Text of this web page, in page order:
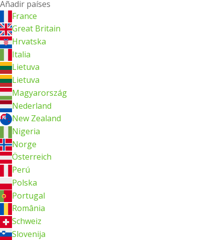
Añadir países
France
Great Britain
Hrvatska
Italia
Lietuva
Lietuva
Magyarország
Nederland
New Zealand
Nigeria
Norge
Österreich
Perú
Polska
Portugal
România
Schweiz
Slovenija